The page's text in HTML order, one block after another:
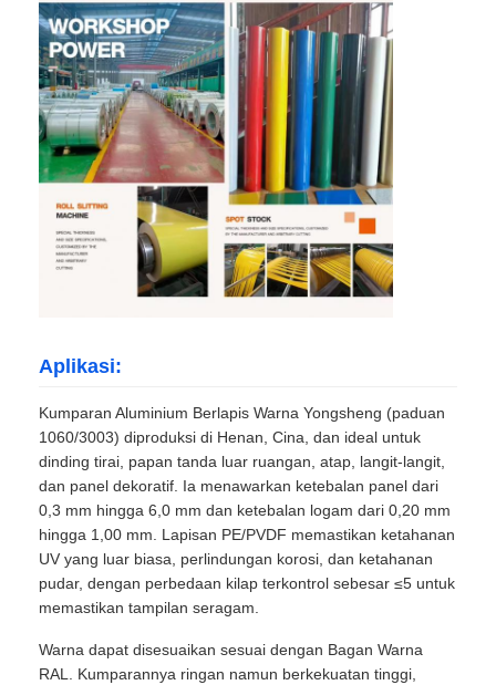
Aplikasi:
Kumparan Aluminium Berlapis Warna Yongsheng (paduan
1060/3003) diproduksi di Henan, Cina, dan ideal untuk
dinding tirai, papan tanda luar ruangan, atap, langit-langit,
dan panel dekoratif. Ia menawarkan ketebalan panel dari
0,3 mm hingga 6,0 mm dan ketebalan logam dari 0,20 mm
hingga 1,00 mm. Lapisan PE/PVDF memastikan ketahanan
UV yang luar biasa, perlindungan korosi, dan ketahanan
pudar, dengan perbedaan kilap terkontrol sebesar ≤5 untuk
memastikan tampilan seragam.
Warna dapat disesuaikan sesuai dengan Bagan Warna
RAL. Kumparannya ringan namun berkekuatan tinggi,